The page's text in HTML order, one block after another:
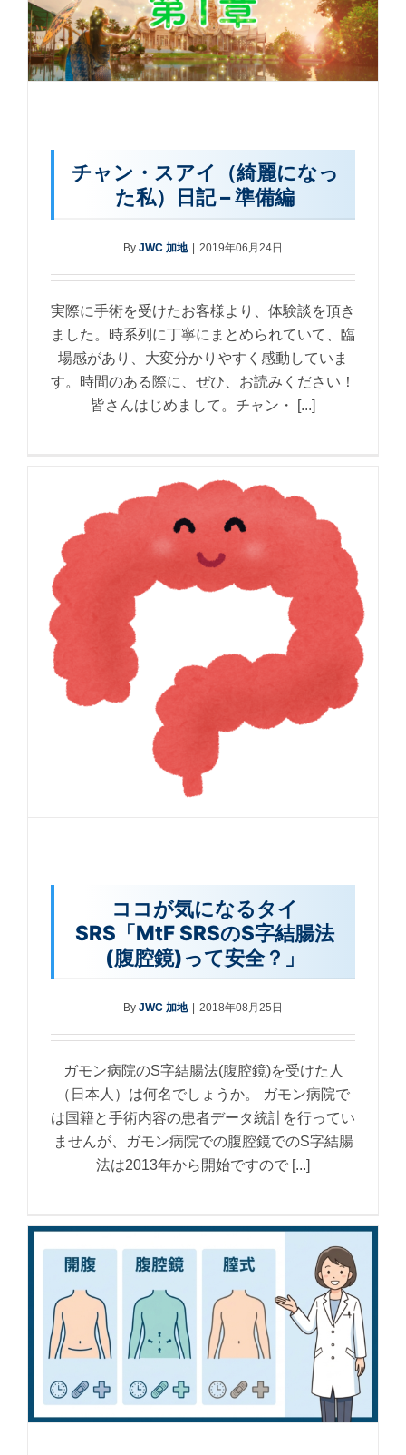
チャン・スアイ（綺麗になっ
た私）日記 – 準備編
By JWC 加地 2019年06月24日
実際に手術を受けたお客様より、体験談を頂き
ました。時系列に丁寧にまとめられていて、臨
場感があり、大変分かりやすく感動していま
す。時間のある際に、ぜひ、お読みください！
皆さんはじめまして。チャン・ [...]
ココが気になるタイ
SRS「MtF SRSのS字結腸法
(腹腔鏡)って安全？」
By JWC 加地 2018年08月25日
ガモン病院のS字結腸法(腹腔鏡)を受けた人
（日本人）は何名でしょうか。 ガモン病院で
は国籍と手術内容の患者データ統計を行ってい
ませんが、ガモン病院での腹腔鏡でのS字結腸
法は2013年から開始ですので [...]